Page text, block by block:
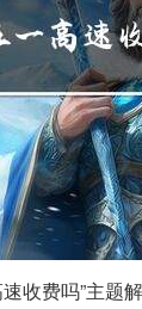
收费吗”主题